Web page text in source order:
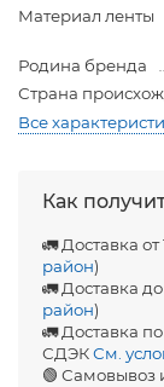
Материал ленты
Родина бренда
Страна
Все
Как
🚛 Доставка
район)
🚛 Доставка
район)
🚛 Доставка
СДЭКСм.
🟢 Самовывоз